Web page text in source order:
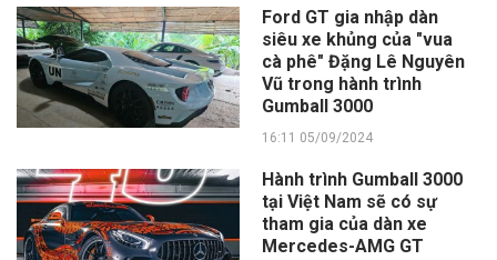
Ford GT gia nhập dàn
siêu xe khủng của "vua
cà phê" Đặng Lê Nguyên
Vũ trong hành trình
Gumball 3000
16:11 05/09/2024
Hành trình Gumball 3000
tại Việt Nam sẽ có sự
tham gia của dàn xe
Mercedes-AMG GT